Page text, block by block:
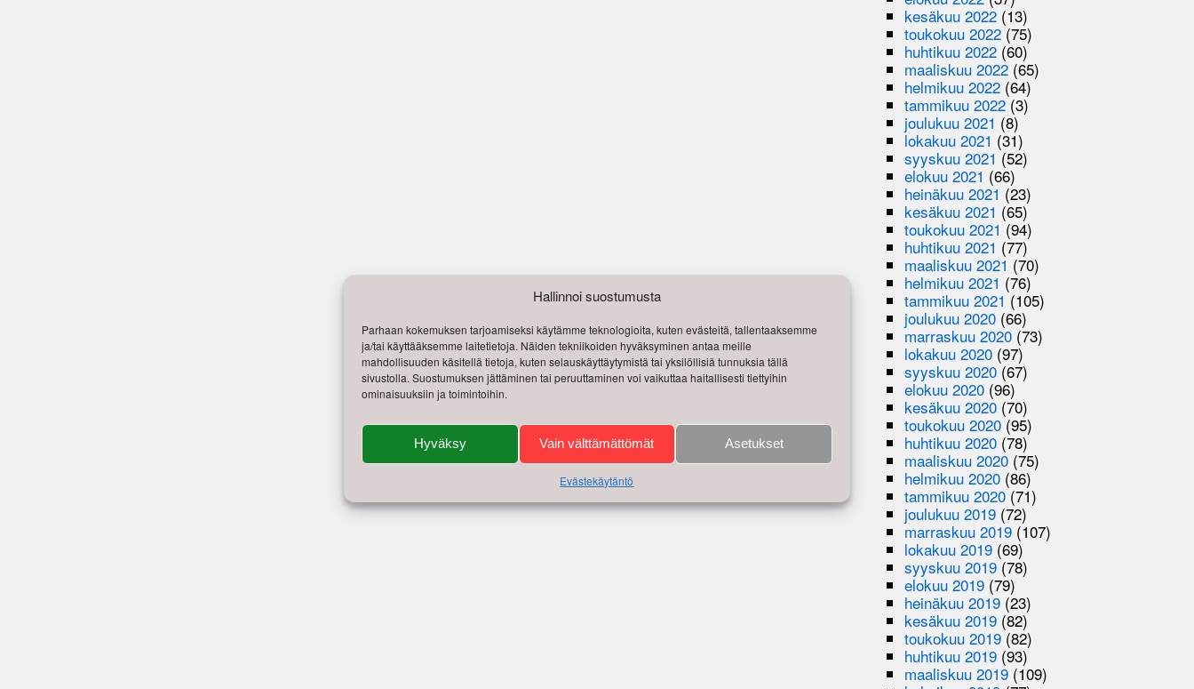
Hallinnoi suostumusta
Parhaan kokemuksen tarjoamiseksi käytämme teknologioita, kuten evästeitä, tallentaaksemme
ja/tai käyttääksemme laitetietoja. Näiden tekniikoiden hyväksyminen antaa meille
mahdollisuuden käsitellä tietoja, kuten selauskäyttäytymistä tai yksilöllisiä tunnuksia tällä
sivustolla. Suostumuksen jättäminen tai peruuttaminen voi vaikuttaa haitallisesti tiettyihin
ominaisuuksiin ja toimintoihin.
Hyväksy Vain välttämättömät Asetukset
Evästekäytäntö
kesäkuu 2022 (13)
toukokuu 2022(75)
huhtikuu 2022 (60)
maaliskuu 2022 (65)
helmikuu 2022 (64)
tammikuu 2022(3)
joulukuu 2021 (8)
lokakuu 2021 (31)
syyskuu 2021 (52)
elokuu 2021 (66)
heinäkuu 2021 (23)
kesäkuu 2021 (65)
toukokuu 2021 (94)
huhtikuu 2021 (77)
maaliskuu 2021 (70)
helmikuu 2021 (76)
tammikuu 2021 (105)
joulukuu 2020 (66)
marraskuu 2020 (73)
lokakuu 2020 (97)
syyskuu 2020(67)
elokuu 2020 (96)
kesäkuu 2020 (70)
toukokuu 2020(95)
huhtikuu 2020 (78)
maaliskuu 2020 (75)
helmikuu 2020 (86)
tammikuu 2020(71)
joulukuu 2019 (72)
marraskuu 2019 (107)
lokakuu 2019 (69)
syyskuu 2019(78)
elokuu 2019 (79)
heinäkuu 2019 (23)
kesäkuu 2019 (82)
toukokuu 2019(82)
huhtikuu 2019 (93)
maaliskuu 2019 (109)